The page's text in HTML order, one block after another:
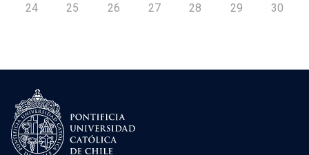
24 25 26 27 28 29 30